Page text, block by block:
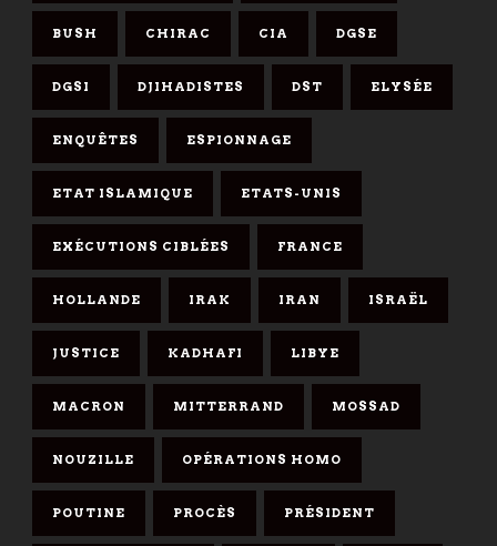
BUSH CHIRAC CIA DGSE
DGSI DJIHADISTES DST ELYSÉE
ENQUÊTES ESPIONNAGE
ETAT ISLAMIQUE ETATS-UNIS
EXÉCUTIONS CIBLÉES FRANCE
HOLLANDE IRAK IRAN ISRAËL
JUSTICE KADHAFI LIBYE
MACRON MITTERRAND MOSSAD
NOUZILLE OPÉRATIONS HOMO
POUTINE PROCÈS PRÉSIDENT